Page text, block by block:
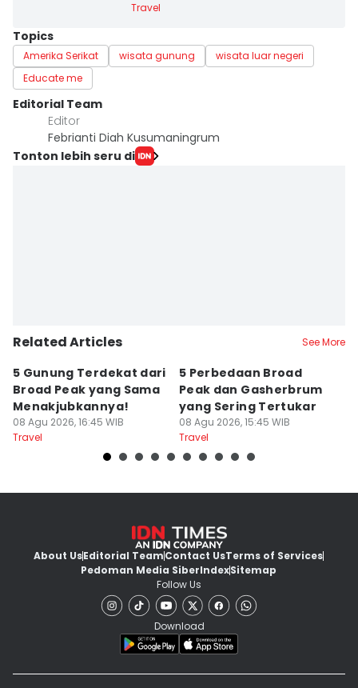
Travel
Topics
Amerika Serikat wisata gunung
wisata luar negeri
Educate me
Editorial Team
Editor
Febrianti Diah Kusumaningrum
Tonton lebih seru di
Related Articles See More
5 Gunung Terdekat dari
Broad Peak yang Sama
Menakjubkannya!
08 Agu 2026, 16:45 WIB
Travel
5 Perbedaan Broad
Peak dan Gasherbrum
yang Sering Tertukar
08 Agu 2026, 15:45 WIB
Travel
About UsEditorial TeamContact UsTerms of Services
Pedoman Media SiberIndexSitemap
Follow Us
Download